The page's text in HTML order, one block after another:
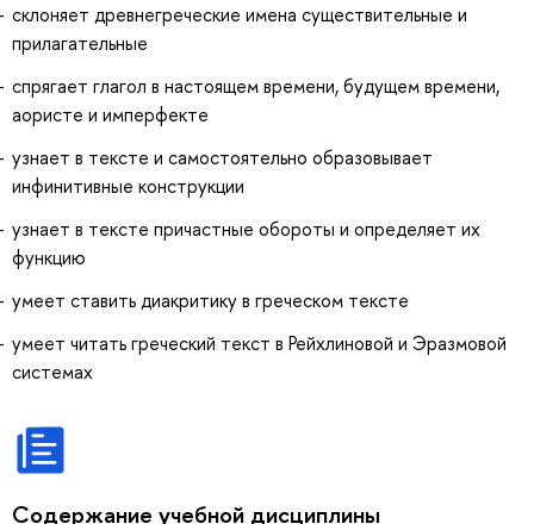
склоняет древнегреческие имена существительные и
прилагательные
спрягает глагол в настоящем времени, будущем времени,
аористе и имперфекте
узнает в тексте и самостоятельно образовывает
инфинитивные конструкции
узнает в тексте причастные обороты и определяет их
функцию
умеет ставить диакритику в греческом тексте
умеет читать греческий текст в Рейхлиновой и Эразмовой
системах
Содержание учебной дисциплины